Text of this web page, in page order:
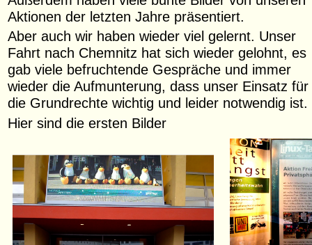
Aktionen der letzten Jahre präsentiert.
Aber auch wir haben wieder viel gelernt. Unser
Fahrt nach Chemnitz hat sich wieder gelohnt, es
gab viele befruchtende Gespräche und immer
wieder die Aufmunterung, dass unser Einsatz für
die Grundrechte wichtig und leider notwendig ist.
Hier sind die ersten Bilder